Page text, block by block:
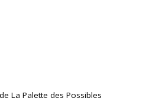
La Palette des Possibles